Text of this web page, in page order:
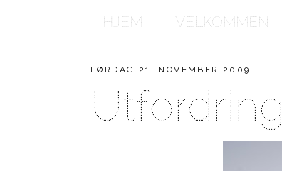
HJEM VELKOMMEN
LØRDAG 21. NOVEMBER 2009
Utfordring